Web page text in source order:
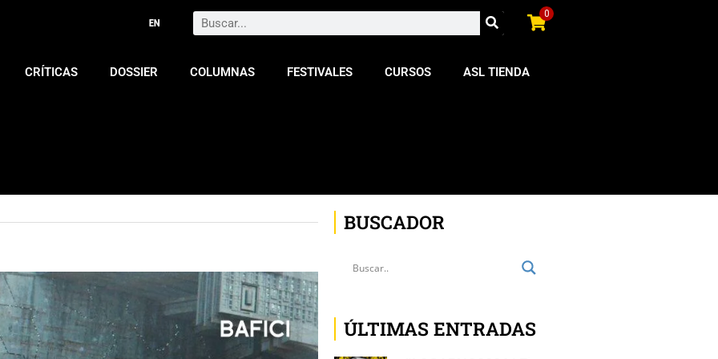
Search 0
CRÍTICAS DOSSIER COLUMNAS FESTIVALES CURSOS ASL TIENDA
BUSCADOR
ÚLTIMAS ENTRADAS